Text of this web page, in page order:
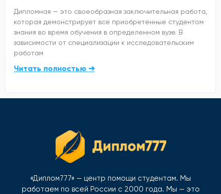
Дипломная — это своеобразная заключительная работа,
которая демонстрирует все приобретенные студентом
знания во время обучения в определенном вузе. В
зависимости от специализации к исследовательским
работам
Читать полностью ➜
«Диплом777» — центр помощи студентам. Мы
работаем по всей России с 2000 года. Мы — это